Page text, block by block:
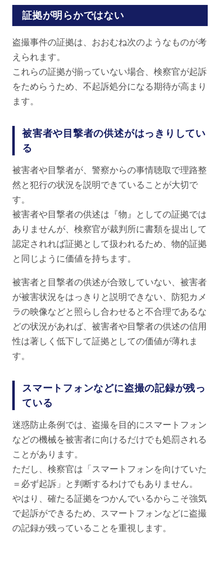
証拠が明らかではない
盗撮事件の証拠は、おおむね次のようなものが考
えられます。
これらの証拠が揃っていない場合、検察官が起訴
をためらうため、不起訴処分になる期待が高まり
ます。
被害者や目撃者の供述がはっきりしてい
る
被害者や目撃者が、警察からの事情聴取で理路整
然と犯行の状況を説明できていることが大切で
す。
被害者や目撃者の供述は『物』としての証拠では
ありませんが、検察官が裁判所に書類を提出して
認定されれば証拠として扱われるため、物的証拠
と同じように価値を持ちます。
被害者と目撃者の供述が合致していない、被害者
が被害状況をはっきりと説明できない、防犯カメ
ラの映像などと照らし合わせると不合理であるな
どの状況があれば、被害者や目撃者の供述の信用
性は著しく低下して証拠としての価値が薄れま
す。
スマートフォンなどに盗撮の記録が残っ
ている
迷惑防止条例では、盗撮を目的にスマートフォン
などの機械を被害者に向けるだけでも処罰される
ことがあります。
ただし、検察官は「スマートフォンを向けていた
＝必ず起訴」と判断するわけでもありません。
やはり、確たる証拠をつかんでいるからこそ強気
で起訴ができるため、スマートフォンなどに盗撮
の記録が残っていることを重視します。